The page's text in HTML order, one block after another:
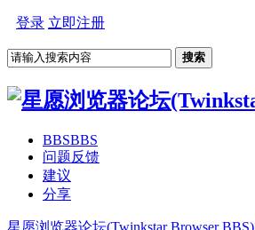
登录 立即注册
搜索
BBSBBS
问题反馈
建议
分享
星愿浏览器论坛(Twinkstar Browser BBS)